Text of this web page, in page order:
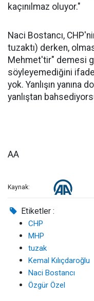
kaçınılmaz oluyor."
Naci Bostancı,
tuzaktı) derken,
Mehmet'tir" demesi
söyleyemediğini
yok. Yanlışın yanına
yanlıştan
AA
Kaynak:
Etiketler :
CHP
MHP
tuzak
Kemal Kılıçdaroğlu
Naci Bostancı
Özgür Özel